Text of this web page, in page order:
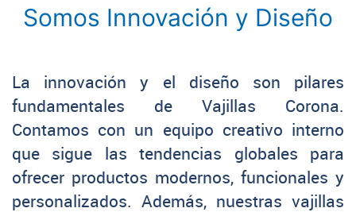
Somos Innovación y Diseño
La innovación y el diseño son pilares
fundamentales de Vajillas Corona.
Contamos con un equipo creativo interno
que sigue las tendencias globales para
ofrecer productos modernos, funcionales y
personalizados. Además, nuestras vajillas